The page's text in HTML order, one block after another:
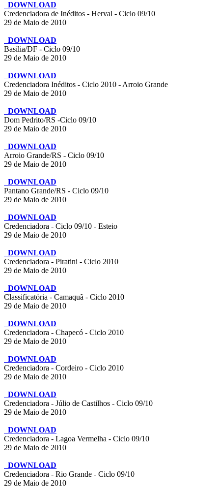
DOWNLOAD
Credenciadora de Inéditos - Herval - Ciclo 09/10
29 de Maio de 2010
DOWNLOAD
Basília/DF - Ciclo 09/10
29 de Maio de 2010
DOWNLOAD
Credenciadora Inéditos - Ciclo 2010 - Arroio Grande
29 de Maio de 2010
DOWNLOAD
Dom Pedrito/RS -Ciclo 09/10
29 de Maio de 2010
DOWNLOAD
Arroio Grande/RS - Ciclo 09/10
29 de Maio de 2010
DOWNLOAD
Pantano Grande/RS - Ciclo 09/10
29 de Maio de 2010
DOWNLOAD
Credenciadora - Ciclo 09/10 - Esteio
29 de Maio de 2010
DOWNLOAD
Credenciadora - Piratini - Ciclo 2010
29 de Maio de 2010
DOWNLOAD
Classificatória - Camaquã - Ciclo 2010
29 de Maio de 2010
DOWNLOAD
Credenciadora - Chapecó - Ciclo 2010
29 de Maio de 2010
DOWNLOAD
Credenciadora - Cordeiro - Ciclo 2010
29 de Maio de 2010
DOWNLOAD
Credenciadora - Júlio de Castilhos - Ciclo 09/10
29 de Maio de 2010
DOWNLOAD
Credenciadora - Lagoa Vermelha - Ciclo 09/10
29 de Maio de 2010
DOWNLOAD
Credenciadora - Rio Grande - Ciclo 09/10
29 de Maio de 2010